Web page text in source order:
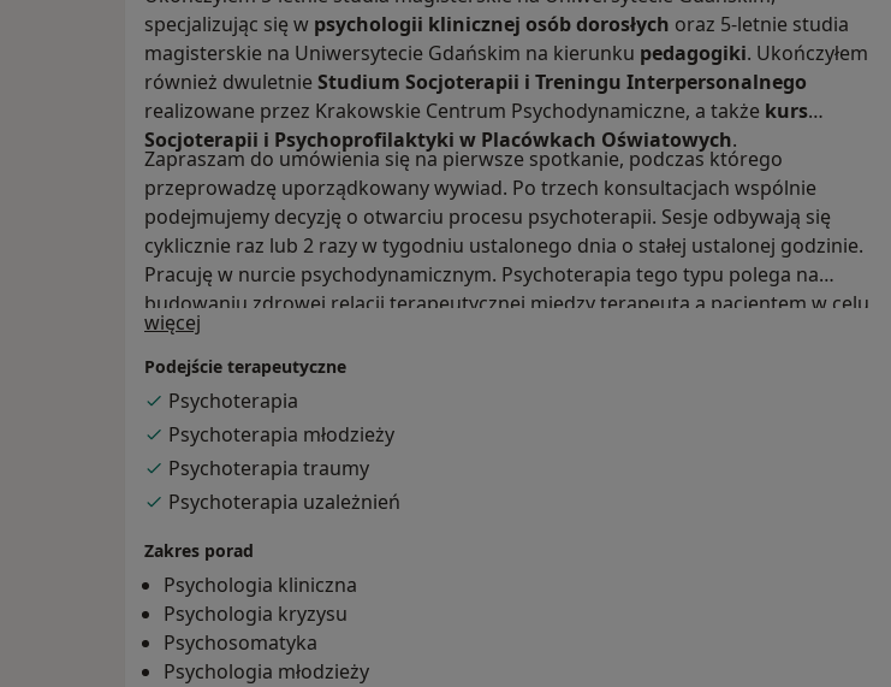
specjalizując się w psychologii klinicznej osób dorosłych oraz 5-letnie studia
magisterskie na Uniwersytecie Gdańskim na kierunku pedagogiki. Ukończyłem
również dwuletnie Studium Socjoterapii i Treningu Interpersonalnego
realizowane przez Krakowskie Centrum Psychodynamiczne, a także kurs
Socjoterapii i Psychoprofilaktyki w Placówkach Oświatowych.
Zapraszam do umówienia się na pierwsze spotkanie, podczas którego
przeprowadzę uporządkowany wywiad. Po trzech konsultacjach wspólnie
podejmujemy decyzję o otwarciu procesu psychoterapii. Sesje odbywają się
cyklicznie raz lub 2 razy w tygodniu ustalonego dnia o stałej ustalonej godzinie.
Pracuję w nurcie psychodynamicznym. Psychoterapia tego typu polega na
budowaniu zdrowej relacji terapeutycznej między terapeutą a pacjentem w celu
zapewnienia trwałej zmiany samopoczucia i funkcjonowania pacjenta. Jest to
forma pracy długoterminowej. Pomagam pacjentowi zrozumieć zachodzące w
nim procesy psychologiczne i uporządkować je. Psychoterapia ma za zadanie
nauczyć samodzielnego radzenia sobie ze swoimi trudnościami.
więcej
Podejście terapeutyczne
Psychoterapia
Psychoterapia młodzieży
Psychoterapia traumy
Psychoterapia uzależnień
Zakres porad
Psychologia kliniczna
Psychologia kryzysu
Psychosomatyka
Psychologia młodzieży